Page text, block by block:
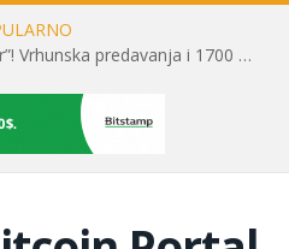
Toni Milun postao “milijarder”! Vrhunska predavanja i 1700 posjetitelja obilježili su mjesec financijske pismenosti